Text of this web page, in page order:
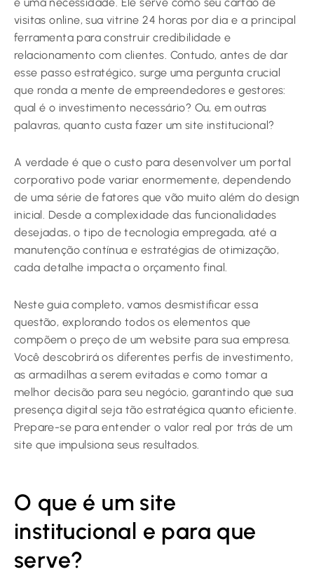
visitas online, sua vitrine 24 horas por dia e a principal
ferramenta para construir credibilidade e
relacionamento com clientes. Contudo, antes de dar
esse passo estratégico, surge uma pergunta crucial
que ronda a mente de empreendedores e gestores:
qual é o investimento necessário? Ou, em outras
palavras, quanto custa fazer um site institucional?
A verdade é que o custo para desenvolver um portal
corporativo pode variar enormemente, dependendo
de uma série de fatores que vão muito além do design
inicial. Desde a complexidade das funcionalidades
desejadas, o tipo de tecnologia empregada, até a
manutenção contínua e estratégias de otimização,
cada detalhe impacta o orçamento final.
Neste guia completo, vamos desmistificar essa
questão, explorando todos os elementos que
compõem o preço de um website para sua empresa.
Você descobrirá os diferentes perfis de investimento,
as armadilhas a serem evitadas e como tomar a
melhor decisão para seu negócio, garantindo que sua
presença digital seja tão estratégica quanto eficiente.
Prepare-se para entender o valor real por trás de um
site que impulsiona seus resultados.
O que é um site
institucional e para que
serve?